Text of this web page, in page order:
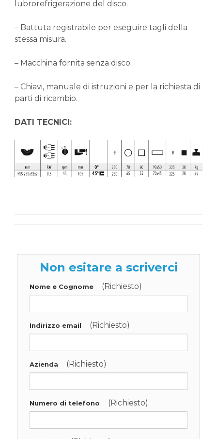
lubrorefrigerazione del disco.
– Battuta registrabile per eseguire tagli della
stessa misura.
– Macchina fornita senza disco.
– Chiavi, manuale di istruzioni e per la richiesta di
parti di ricambio.
DATI TECNICI:
Non esitare a scriverci
Nome e Cognome (Richiesto)
Indirizzo email (Richiesto)
Azienda (Richiesto)
Numero di telefono (Richiesto)